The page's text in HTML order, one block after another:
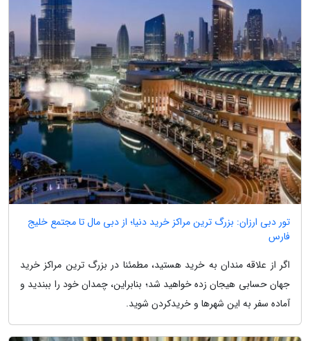
تور دبی ارزان: بزرگ ترین مراکز خرید دنیا؛ از دبی مال تا مجتمع خلیج
فارس
اگر از علاقه مندان به خرید هستید، مطمئنا در بزرگ ترین مراکز خرید
جهان حسابی هیجان زده خواهید شد؛ بنابراین، چمدان خود را ببندید و
آماده سفر به این شهرها و خریدکردن شوید.